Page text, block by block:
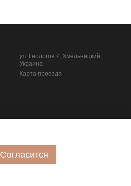
ул. Геологов 7, Хмельницкий,
Украина
Карта проезда
Согласится